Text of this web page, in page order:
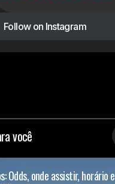
Follow on Instagram
você
Odds, onde assistir, horário e